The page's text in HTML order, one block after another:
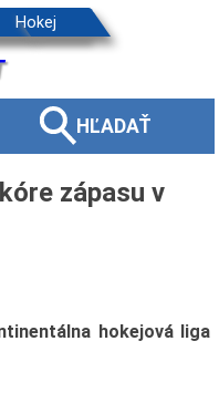
HĽADAŤ
zápasu v
hokejová liga